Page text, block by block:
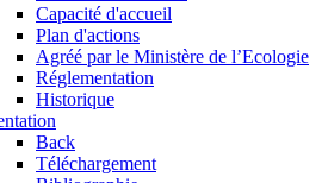
Capacité d'accueil
Plan d'actions
Agréé par le Ministère de l’Ecologie
Réglementation
Historique
Back
Téléchargement